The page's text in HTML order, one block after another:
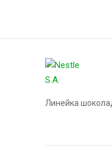
Линейка